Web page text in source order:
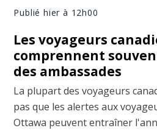
Publié hier à 12h00
Les voyageurs
comprennent
des ambassades
La plupart des voyageurs
pas que les alertes aux
Ottawa peuvent entraîner